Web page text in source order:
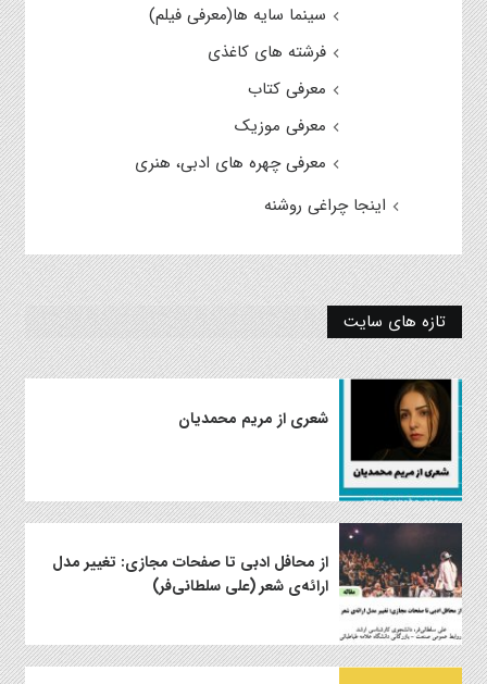
سینما سایه ها(معرفی فیلم)
فرشته های کاغذی
معرفی کتاب
معرفی موزیک
معرفی چهره های ادبی، هنری
اینجا چراغی روشنه
تازه های سایت
شعری از مریم محمدیان
از محافل ادبی تا صفحات مجازی: تغییر مدل
ارائه‌ی شعر (علی سلطانی‌فر)